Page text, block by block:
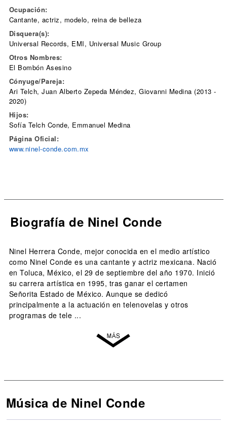
Ocupación:
Cantante, actriz, modelo, reina de belleza
Disquera(s):
Universal Records, EMI, Universal Music Group
Otros Nombres:
El Bombón Asesino
Cónyuge/Pareja:
Ari Telch, Juan Alberto Zepeda Méndez, Giovanni Medina (2013 -
2020)
Hijos:
Sofía Telch Conde, Emmanuel Medina
Página Oficial:
www.ninel-conde.com.mx
Biografía de Ninel Conde
Ninel Herrera Conde, mejor conocida en el medio artístico
como Ninel Conde es una cantante y actriz mexicana. Nació
en Toluca, México, el 29 de septiembre del año 1970. Inició
su carrera artística en 1995, tras ganar el certamen
Señorita Estado de México. Aunque se dedicó
principalmente a la actuación en telenovelas y otros
programas de tele ...
Música de Ninel Conde